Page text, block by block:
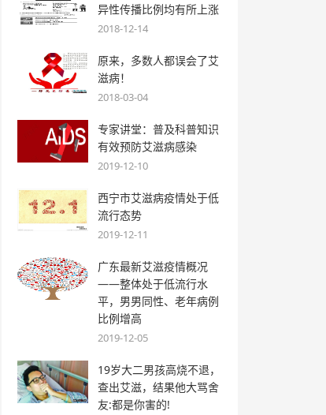
异性传播比例均有所上涨
2018-12-14
原来，多数人都误会了艾
滋病！
2018-03-04
专家讲堂：普及科普知识
有效预防艾滋病感染
2019-12-10
西宁市艾滋病疫情处于低
流行态势
2019-12-11
广东最新艾滋疫情概况
——整体处于低流行水
平，男男同性、老年病例
比例增高
2019-12-05
19岁大二男孩高烧不退，
查出艾滋，结果他大骂舍
友:都是你害的!